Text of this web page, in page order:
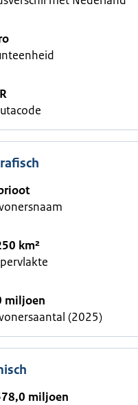
km²
miljoen
(2025)
miljoen